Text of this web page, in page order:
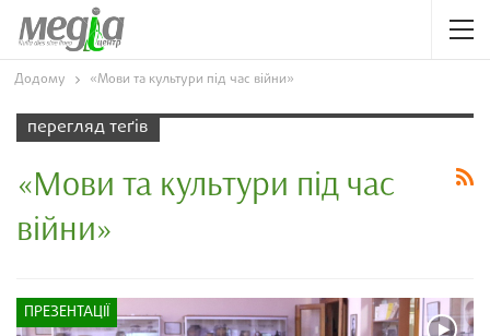
Додому «Мови та культури під час війни»
перегляд теґів
«Мови та культури під час
війни»
ПРЕЗЕНТАЦІЇ